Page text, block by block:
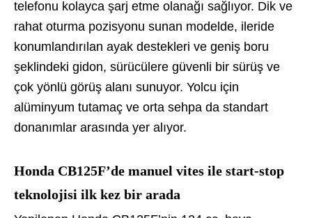
telefonu kolayca şarj etme olanağı sağlıyor. Dik ve
rahat oturma pozisyonu sunan modelde, ileride
konumlandırılan ayak destekleri ve geniş boru
şeklindeki gidon, sürücülere güvenli bir sürüş ve
çok yönlü görüş alanı sunuyor. Yolcu için
alüminyum tutamaç ve orta sehpa da standart
donanımlar arasında yer alıyor.
Honda CB125F’de manuel vites ile start-stop
teknolojisi ilk kez bir arada